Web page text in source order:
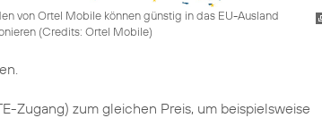
von Ortel Mobile können günstig in das EU-Ausland
(Credits: Ortel Mobile)
Zugang) zum gleichen Preis, um beispielsweise